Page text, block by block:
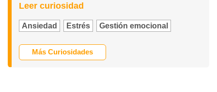
Leer curiosidad
Ansiedad Estrés Gestión emocional
Más Curiosidades